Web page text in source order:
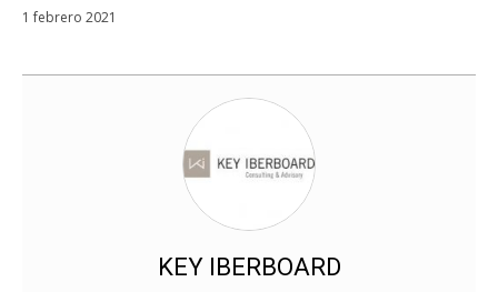
1 febrero 2021
KEY IBERBOARD